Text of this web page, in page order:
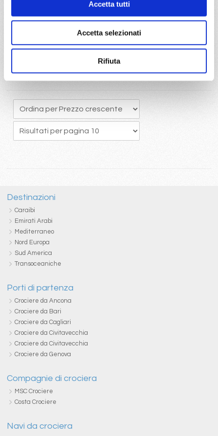
Accetta tutti
Accetta selezionati
Rifiuta
che comprende una ottima selezione di bevande alcoliche e
analcoliche calde e fredde
Destinazioni
Caraibi
Emirati Arabi
Mediterraneo
Nord Europa
Sud America
Transoceaniche
Porti di partenza
Crociere da Ancona
Crociere da Bari
Crociere da Cagliari
Crociere da Civitavecchia
Crociere da Civitavecchia
Crociere da Genova
Compagnie di crociera
MSC Crociere
Costa Crociere
Navi da crociera